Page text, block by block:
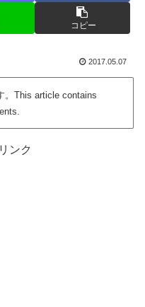
コピー
2017.05.07
。This article contains
ンク